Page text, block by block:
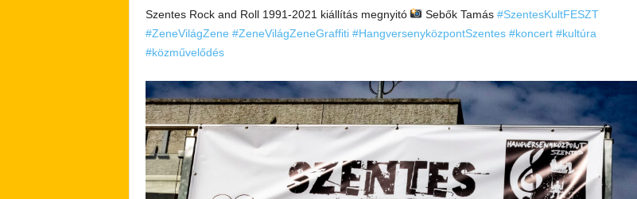
Szentes Rock and Roll 1991-2021 kiállítás megnyitó Sebők Tamás#SzentesKultFESZT
#ZeneVilágZene #ZeneVilágZeneGraffiti #HangversenyközpontSzentes #koncert #kultúra
#közművelődés